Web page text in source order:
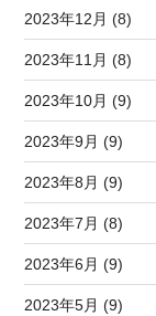
2023年12月 (8)
2023年11月 (8)
2023年10月 (9)
2023年9月 (9)
2023年8月 (9)
2023年7月 (8)
2023年6月 (9)
2023年5月 (9)